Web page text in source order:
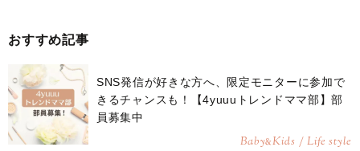
おすすめ記事
SNS発信が好きな方へ、限定モニターに参加で
きるチャンスも！【4yuuuトレンドママ部】部
員募集中
Baby&Kids / Life style